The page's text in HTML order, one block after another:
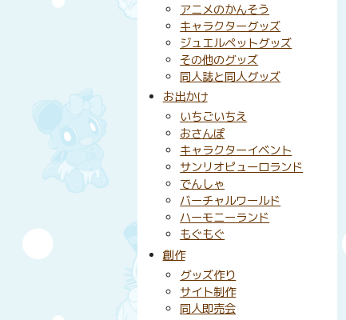
アニメのかんそう
キャラクターグッズ
ジュエルペットグッズ
その他のグッズ
同人誌と同人グッズ
お出かけ
いちごいちえ
おさんぽ
キャラクターイベント
サンリオピューロランド
でんしゃ
バーチャルワールド
ハーモニーランド
もぐもぐ
創作
グッズ作り
サイト制作
同人即売会